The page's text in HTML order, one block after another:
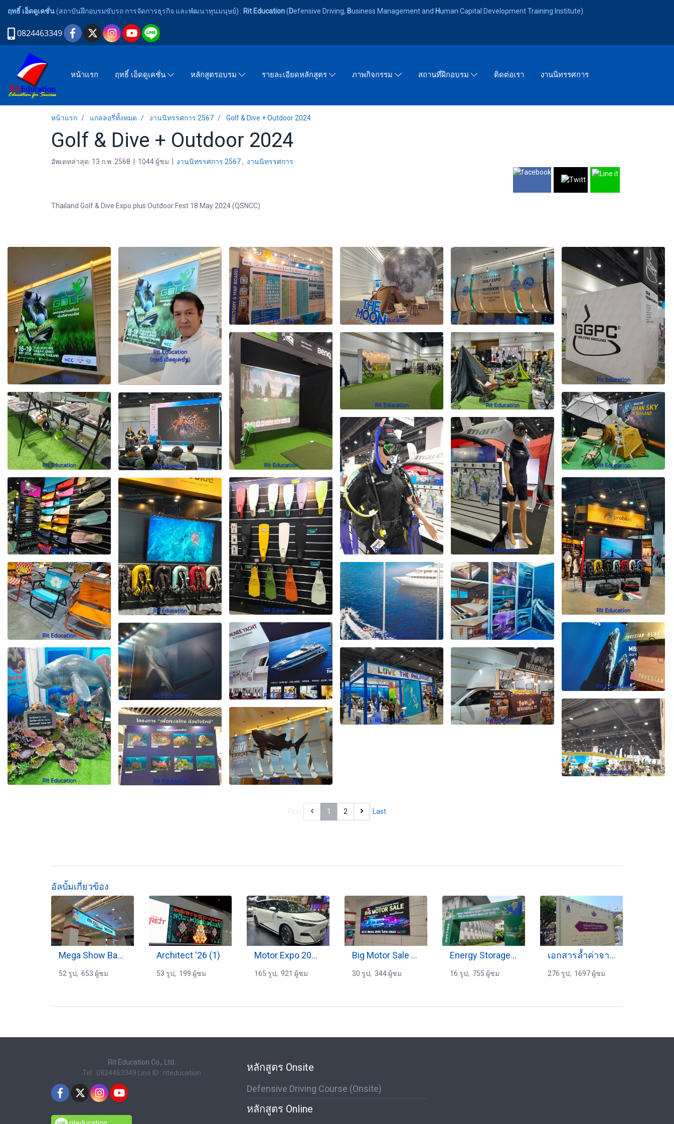
ฤทธิ์ เอ็ดดูเคชั่น(สถาบันฝึกอบรมขับรถ การจัดการธุรกิจ และพํฒนาทุนมนุษย์) : Rit Education(Defensive Driving, Business Management and Human Capital Development Training Institute)
0824463349
หน้าแรก ฤทธิ์ เอ็ดดูเคชั่น หลักสูตรอบรม รายละเอียดหลักสูตร ภาพกิจกรรม สถานที่ฝึกอบรม ติดต่อเรา งานนิทรรศการ
หน้าแรก แกลลอรี่ทั้งหมด งานนิทรรศการ 2567 Golf & Dive + Outdoor 2024
Golf & Dive + Outdoor 2024
อัพเดทล่าสุด: 13 ก.พ. 2568 | 1044 ผู้ชม | งานนิทรรศการ 2567, งานนิทรรศการ
Thailand Golf & Dive Expo plus Outdoor Fest 18 May 2024 (QSNCC)
1 2 Last
อัลบั้มเกี่ยวข้อง
Mega Show Bangkok
52 รูป, 653 ผู้ชม
Architect '26 (1)
53 รูป, 199 ผู้ชม
Motor Expo 2024 (3)
165 รูป, 921 ผู้ชม
Big Motor Sale 2025 (2)
30 รูป, 344 ผู้ชม
Energy Storage Expo 2025
16 รูป, 755 ผู้ชม
เอกสารล้ำค่าจารึกสยาม 25-4-2567
276 รูป, 1697 ผู้ชม
Rit Education Co., Ltd.
Tel : 0824463349
Line ID : riteducation หลักสูตร Onsite
Defensive Driving Course (Onsite)
หลักสูตร Online